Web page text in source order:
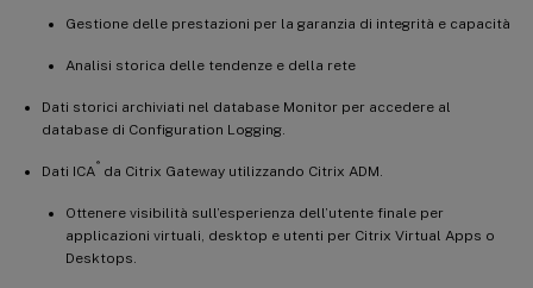
Gestione delle prestazioni per la garanzia di integrità e capacità
Analisi storica delle tendenze e della rete
Dati storici archiviati nel database Monitor per accedere al
database di Configuration Logging.
Dati ICA® da Citrix Gateway utilizzando Citrix ADM.
Ottenere visibilità sull’esperienza dell’utente finale per
applicazioni virtuali, desktop e utenti per Citrix Virtual Apps o
Desktops.